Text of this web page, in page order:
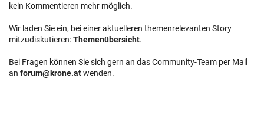
kein Kommentieren mehr möglich.
Wir laden Sie ein, bei einer aktuelleren themenrelevanten Story
mitzudiskutieren:Themenübersicht.
Bei Fragen können Sie sich gern an das Community-Team per Mail
an forum@krone.atwenden.